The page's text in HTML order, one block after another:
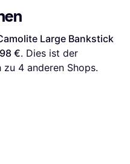
Large Bankstick
€. Dies ist der
zu 4 anderen Shops.